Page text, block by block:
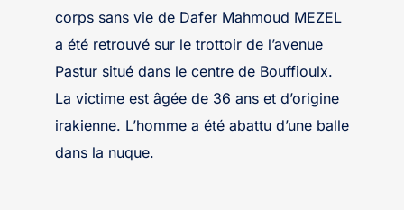
corps sans vie de Dafer Mahmoud MEZEL
a été retrouvé sur le trottoir de l’avenue
Pastur situé dans le centre de Bouffioulx.
La victime est âgée de 36 ans et d’origine
irakienne. L’homme a été abattu d’une balle
dans la nuque.